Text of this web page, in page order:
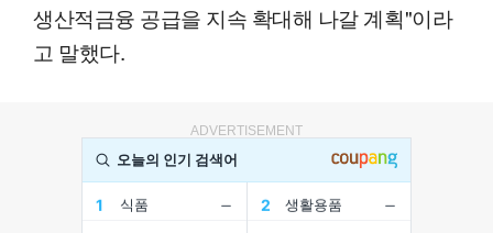
생산적금융 공급을 지속 확대해 나갈 계획"이라
고 말했다.
ADVERTISEMENT